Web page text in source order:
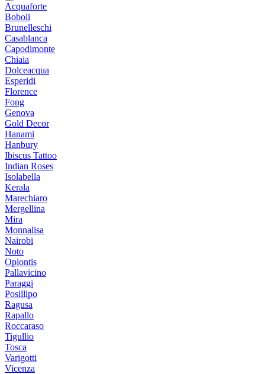
Acquaforte
Boboli
Brunelleschi
Casablanca
Capodimonte
Chiaia
Dolceacqua
Esperidi
Florence
Fong
Genova
Gold Decor
Hanami
Hanbury
Ibiscus Tattoo
Indian Roses
Isolabella
Kerala
Marechiaro
Mergellina
Mira
Monnalisa
Nairobi
Noto
Oplontis
Pallavicino
Paraggi
Posillipo
Ragusa
Rapallo
Roccaraso
Tigullio
Tosca
Varigotti
Vicenza